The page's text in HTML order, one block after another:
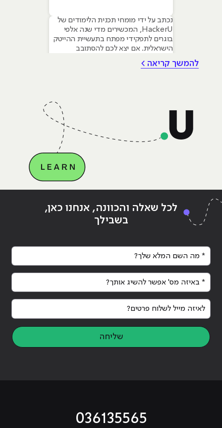
נכתב על ידי מומחי תכנית הלימודים של
HackerU, המכשירים מדי שנה אלפי
בוגרים לתפקידי מפתח בתעשיית ההייטק
הישראלית. אם יצא לכם להסתובב
טכנולוגיים או אפילו סתם לקרוא חדשות,
Continue reading
להמשך קריאה >
לכל שאלה והכוונה, אנחנו כאן,
בשבילך
* מה השם המלא שלך?
* באיזה מס' אפשר להשיג אותך?
לאיזה מייל לשלוח פרטים?
שליחה
036135565